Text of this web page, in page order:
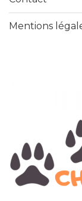
Mentions